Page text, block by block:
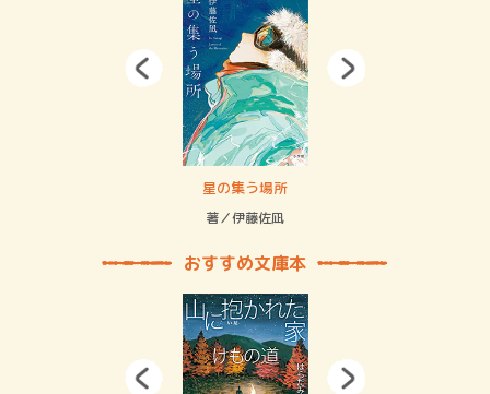
星の集う場所
著／伊藤佐凪
おすすめ文庫本